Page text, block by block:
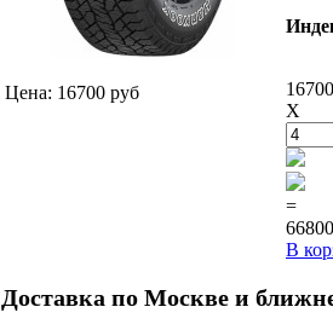
Цена: 16700 руб
X
=
В
Доставка по Москве и